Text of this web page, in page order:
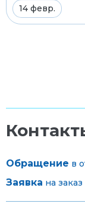
14 февр.
Обращение в
Заявка на